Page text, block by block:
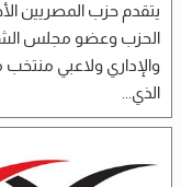
يتقدم حزب المصريين
الحزب وعضو مجلس
والإداري ولاعبي
الذي...